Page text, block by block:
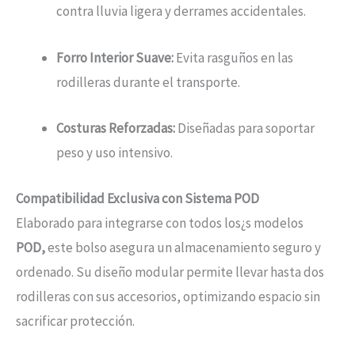
contra lluvia ligera y derrames accidentales.
Forro Interior Suave:Evita rasguños en las
rodilleras durante el transporte.
Costuras Reforzadas:Diseñadas para soportar
peso y uso intensivo.
Compatibilidad Exclusiva con Sistema POD
Elaborado para integrarse con todos los¿s modelos
POD,este bolso asegura un almacenamiento seguro y
ordenado. Su diseño modular permite llevar hasta dos
rodilleras con sus accesorios, optimizando espacio sin
sacrificar protección.